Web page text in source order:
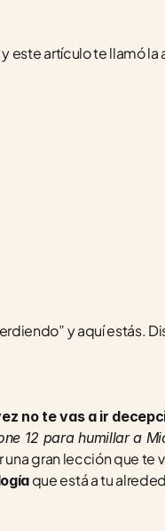
este artículo te llamó la
y aquí estás.
no te vas a ir
12 para humillar a
una gran lección que te
que está a tu